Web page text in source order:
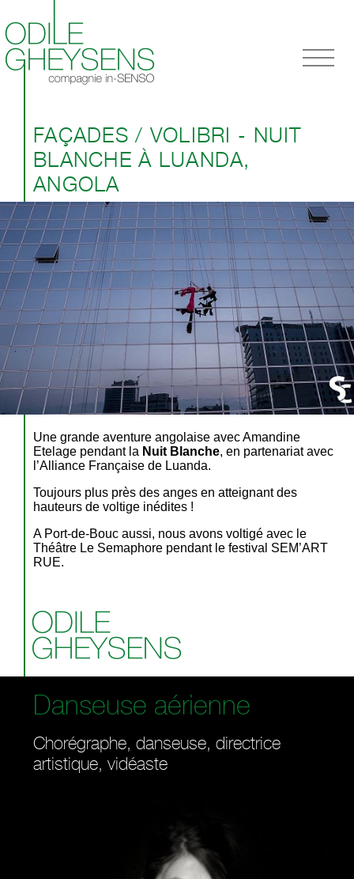
FAÇADES / VOLIBRI - NUIT
BLANCHE À LUANDA,
ANGOLA
Une grande aventure angolaise avec Amandine
Etelage pendant la Nuit Blanche, en partenariat avec
l’Alliance Française de Luanda.
Toujours plus près des anges en atteignant des
hauteurs de voltige inédites !
A Port-de-Bouc aussi, nous avons voltigé avec le
Théâtre Le Semaphore pendant le festival SEM’ART
RUE.
Danseuse aérienne
Chorégraphe, danseuse, directrice
artistique, vidéaste